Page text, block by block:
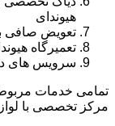
هیوندای
تعویض صافی
تعمیرگاه
سرویس های
تمامی خدمات
مرکز تخصصی با